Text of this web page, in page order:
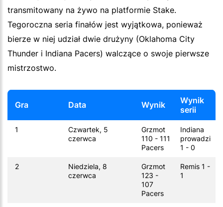
transmitowany na żywo na platformie Stake.
Tegoroczna seria finałów jest wyjątkowa, ponieważ
bierze w niej udział dwie drużyny (Oklahoma City
Thunder i Indiana Pacers) walczące o swoje pierwsze
mistrzostwo.
Gra Data Wynik
Wynik
serii
1
Czwartek, 5
czerwca
Grzmot
110 - 111
Pacers
Indiana
prowadzi
1 - 0
2
Niedziela, 8
czerwca
Grzmot
123 -
107
Pacers
Remis 1 -
1